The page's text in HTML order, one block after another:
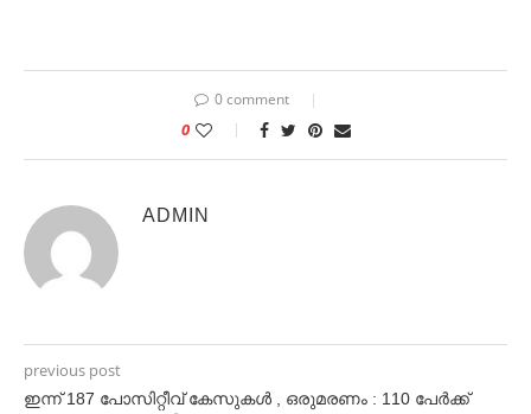
0 comment
0
ADMIN
previous post
ഇന്ന് 187 പോസിറ്റീവ് കേസുകൾ , ഒരുമരണം : 110 പേർക്ക്